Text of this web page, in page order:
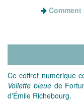
Ce coffret numérique
Voilette bleuede
d'Émile Richebourg.